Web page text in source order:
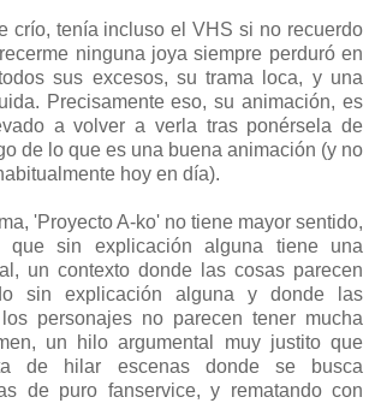
crío, tenía incluso el VHS si no recuerdo
ninguna joya siempre perduró en
sus excesos, su trama loca, y una
Precisamente eso, su animación, es
a volver a verla tras ponérsela de
de lo que es una buena animación (y no
hoy en día).
'Proyecto A-ko' no tiene mayor sentido,
que sin explicación alguna tiene una
un contexto donde las cosas parecen
sin explicación alguna y donde las
personajes no parecen tener mucha
un hilo argumental muy justito que
de hilar escenas donde se busca
de puro fanservice, y rematando con